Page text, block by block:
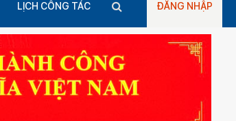
LỊCH CÔNG TÁC ĐĂNG NHẬP